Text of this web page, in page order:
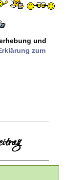
und
zum